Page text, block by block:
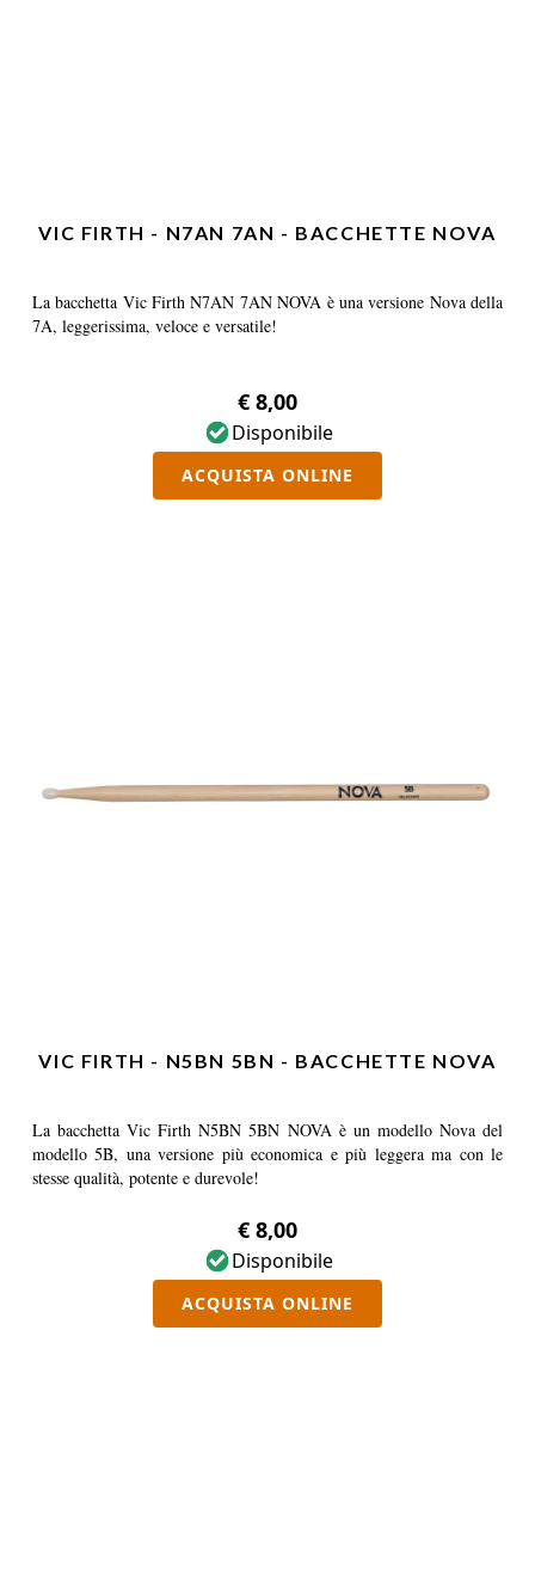
VIC FIRTH - N7AN 7AN - BACCHETTE NOVA
La bacchetta Vic Firth N7AN 7AN NOVA è una versione Nova della
7A, leggerissima, veloce e versatile!
€ 8,00
Disponibile
ACQUISTA ONLINE
VIC FIRTH - N5BN 5BN - BACCHETTE NOVA
La bacchetta Vic Firth N5BN 5BN NOVA è un modello Nova del
modello 5B, una versione più economica e più leggera ma con le
stesse qualità, potente e durevole!
€ 8,00
Disponibile
ACQUISTA ONLINE